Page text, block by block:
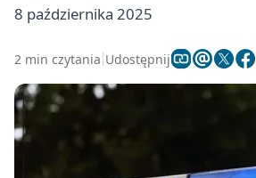
8 października 2025
2 min czytania Udostępnij